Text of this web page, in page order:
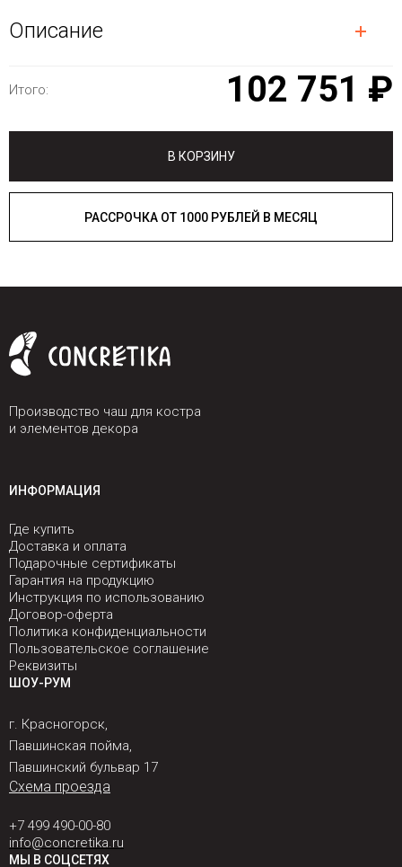
Описание
Итого: 102 751 ₽
В КОРЗИНУ
РАССРОЧКА ОТ 1000 РУБЛЕЙ В МЕСЯЦ
Производство чаш для костра
и элементов декора
ИНФОРМАЦИЯ
Где купить
Доставка и оплата
Подарочные сертификаты
Гарантия на продукцию
Инструкция по использованию
Договор-оферта
Политика конфиденциальности
Пользовательское соглашение
Реквизиты
ШОУ-РУМ
г. Красногорск,
Павшинская пойма,
Павшинский бульвар 17
Схема проезда
+7 499 490-00-80
info@concretika.ru
МЫ В СОЦСЕТЯХ